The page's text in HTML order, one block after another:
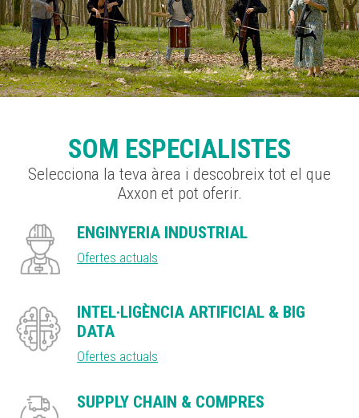
SOM ESPECIALISTES
Selecciona la teva àrea i descobreix tot el que
Axxon et pot oferir.
ENGINYERIA INDUSTRIAL
Ofertes actuals
INTEL·LIGÈNCIA ARTIFICIAL & BIG
DATA
Ofertes actuals
SUPPLY CHAIN & COMPRES